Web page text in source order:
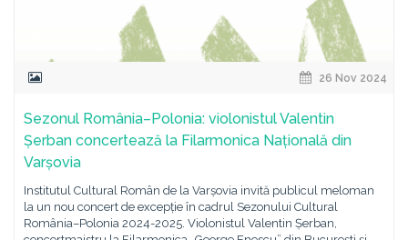
26 Nov 2024
Sezonul România–Polonia: violonistul Valentin
Șerban concertează la Filarmonica Națională din
Varșovia
Institutul Cultural Român de la Varșovia invită publicul meloman
la un nou concert de excepție în cadrul Sezonului Cultural
România–Polonia 2024-2025. Violonistul Valentin Șerban,